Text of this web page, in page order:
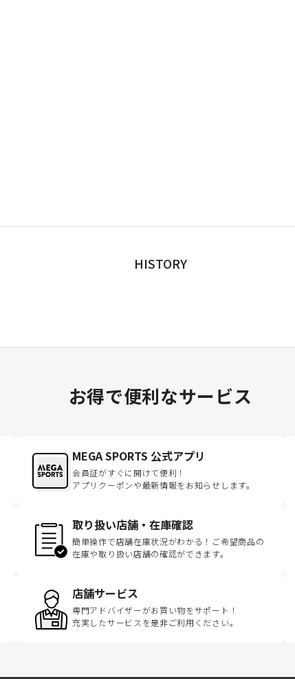
HISTORY
お得で便利なサービス
MEGA SPORTS 公式アプリ
会員証がすぐに開けて便利！
アプリクーポンや最新情報をお知らせします。
取り扱い店舗・在庫確認
簡単操作で店舗在庫状況がわかる！ご希望商品の
在庫や取り扱い店舗の確認ができます。
店舗サービス
専門アドバイザーがお買い物をサポート！
充実したサービスを是非ご利用ください。